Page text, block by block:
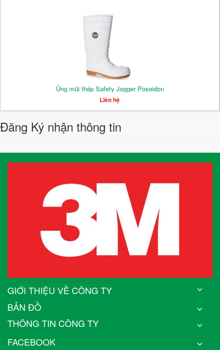
Ủng mũi thép Safety Jogger Poseidon
Liên hệ
Đăng Ký nhận thông tin
GIỚI THIỆU VỀ CÔNG TY
BẢN ĐỒ
THÔNG TIN CÔNG TY
FACEBOOK